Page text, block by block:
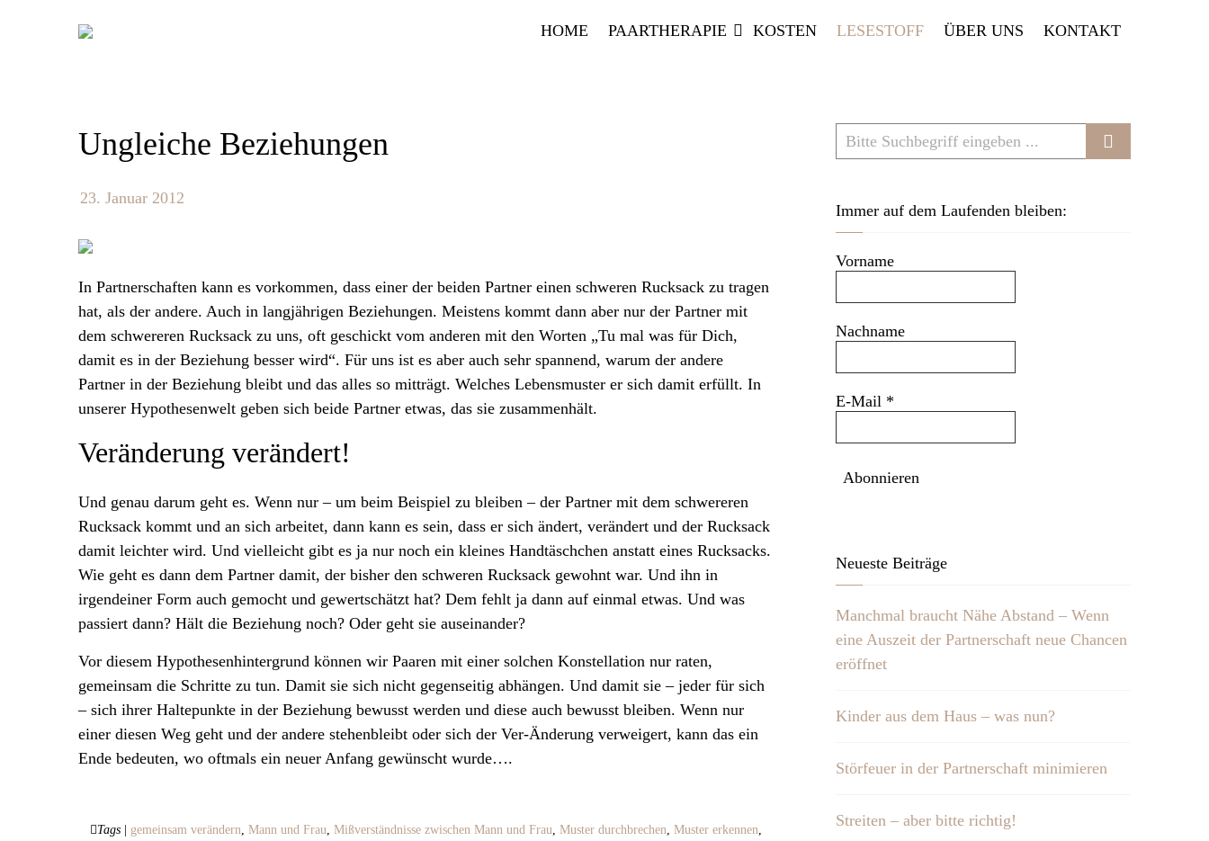
HOME PAARTHERAPIE KOSTEN LESESTOFF ÜBER UNS KONTAKT
Ungleiche Beziehungen
23. Januar 2012
In Partnerschaften kann es vorkommen, dass einer der beiden Partner einen schweren Rucksack zu tragen
hat, als der andere. Auch in langjährigen Beziehungen. Meistens kommt dann aber nur der Partner mit
dem schwereren Rucksack zu uns, oft geschickt vom anderen mit den Worten „Tu mal was für Dich,
damit es in der Beziehung besser wird“. Für uns ist es aber auch sehr spannend, warum der andere
Partner in der Beziehung bleibt und das alles so mitträgt. Welches Lebensmuster er sich damit erfüllt. In
unserer Hypothesenwelt geben sich beide Partner etwas, das sie zusammenhält.
Veränderung verändert!
Und genau darum geht es. Wenn nur – um beim Beispiel zu bleiben – der Partner mit dem schwereren
Rucksack kommt und an sich arbeitet, dann kann es sein, dass er sich ändert, verändert und der Rucksack
damit leichter wird. Und vielleicht gibt es ja nur noch ein kleines Handtäschchen anstatt eines Rucksacks.
Wie geht es dann dem Partner damit, der bisher den schweren Rucksack gewohnt war. Und ihn in
irgendeiner Form auch gemocht und gewertschätzt hat? Dem fehlt ja dann auf einmal etwas. Und was
passiert dann? Hält die Beziehung noch? Oder geht sie auseinander?
Vor diesem Hypothesenhintergrund können wir Paaren mit einer solchen Konstellation nur raten,
gemeinsam die Schritte zu tun. Damit sie sich nicht gegenseitig abhängen. Und damit sie – jeder für sich
– sich ihrer Haltepunkte in der Beziehung bewusst werden und diese auch bewusst bleiben. Wenn nur
einer diesen Weg geht und der andere stehenbleibt oder sich der Ver-Änderung verweigert, kann das ein
Ende bedeuten, wo oftmals ein neuer Anfang gewünscht wurde….
Tags| gemeinsam verändern Mann und Frau Mißverständnisse zwischen Mann und Frau Muster durchbrechen Muster erkennen
Immer auf dem Laufenden bleiben:
Vorname
Nachname
E-Mail *
Neueste Beiträge
Manchmal braucht Nähe Abstand – Wenn
eine Auszeit der Partnerschaft neue Chancen
eröffnet
Kinder aus dem Haus – was nun?
Störfeuer in der Partnerschaft minimieren
Streiten – aber bitte richtig!